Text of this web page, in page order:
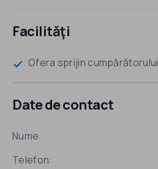
Facilităţi
check Ofera sprijin cumpărătorului
Date de contact
Nume:
Telefon: